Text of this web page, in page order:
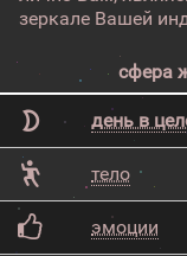
зеркале Вашей
сфера
день в
тело
эмоции